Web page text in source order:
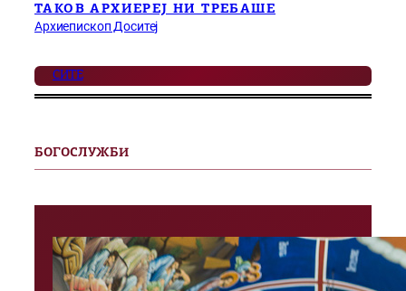
ТАКОВ АРХИЕРЕЈ НИ ТРЕБАШЕ
Архиепископ Доситеј
СИТЕ
БОГОСЛУЖБИ